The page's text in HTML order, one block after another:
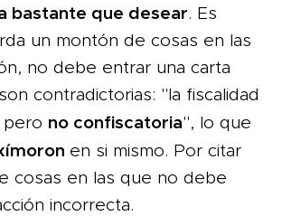
bastante que desear. Es
un montón de cosas en las
no debe entrar una carta
contradictorias: "la fiscalidad
pero no confiscatoria", lo que
en si mismo. Por citar
cosas en las que no debe
incorrecta.